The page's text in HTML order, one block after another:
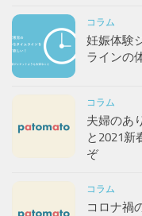
コラム
妊娠体験
ラインの
コラム
夫婦のあ
と2021新
ぞ
コラム
コロナ禍